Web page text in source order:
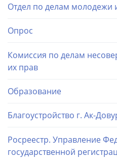
Отдел по делам молодежи
Опрос
Комиссия по делам
их прав
Образование
Благоустройство г. Ак-
Росреестр. Управление
государственной